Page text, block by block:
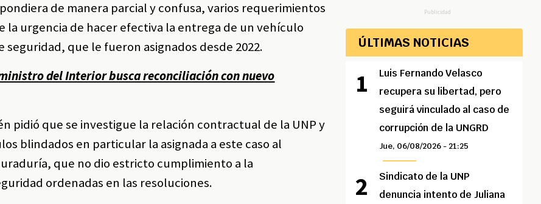
de manera parcial y confusa, varios requerimientos
la urgencia de hacer efectiva la entrega de un vehículo
que le fueron asignados desde 2022.
del Interior busca reconciliación con nuevo
pidió que se investigue la relación contractual de la UNP y
blindados en particular la asignada a este caso al
que no dio estricto cumplimiento a la
ordenadas en las resoluciones.
Publicidad
ÚLTIMAS NOTICIAS
Luis Fernando Velasco
recupera su libertad, pero
seguirá vinculado al caso de
corrupción de la UNGRD
Jue, 06/08/2026 - 21:25
Sindicato de la UNP
denuncia intento de Juliana